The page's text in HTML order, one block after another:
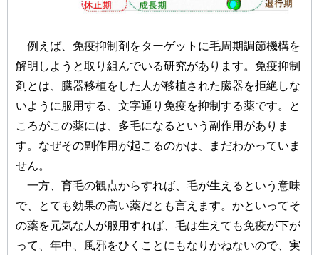
例えば、免疫抑制剤をターゲットに毛周期調節機構を
解明しようと取り組んでいる研究があります。免疫抑制
剤とは、臓器移植をした人が移植された臓器を拒絶しな
いように服用する、文字通り免疫を抑制する薬です。と
ころがこの薬には、多毛になるという副作用がありま
す。なぜその副作用が起こるのかは、まだわかっていま
せん。
一方、育毛の観点からすれば、毛が生えるという意味
で、とても効果の高い薬だとも言えます。かといってそ
の薬を元気な人が服用すれば、毛は生えても免疫が下が
って、年中、風邪をひくことにもなりかねないので、実